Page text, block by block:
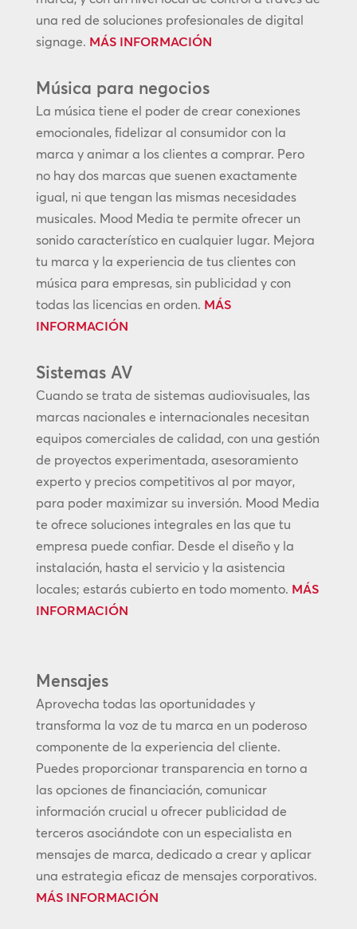
una red de soluciones profesionales de digital
signage. MÁS INFORMACIÓN
Música para negocios
La música tiene el poder de crear conexiones
emocionales, fidelizar al consumidor con la
marca y animar a los clientes a comprar. Pero
no hay dos marcas que suenen exactamente
igual, ni que tengan las mismas necesidades
musicales. Mood Media te permite ofrecer un
sonido característico en cualquier lugar. Mejora
tu marca y la experiencia de tus clientes con
música para empresas, sin publicidad y con
todas las licencias en orden. MÁS
INFORMACIÓN
Sistemas AV
Cuando se trata de sistemas audiovisuales, las
marcas nacionales e internacionales necesitan
equipos comerciales de calidad, con una gestión
de proyectos experimentada, asesoramiento
experto y precios competitivos al por mayor,
para poder maximizar su inversión. Mood Media
te ofrece soluciones integrales en las que tu
empresa puede confiar. Desde el diseño y la
instalación, hasta el servicio y la asistencia
locales; estarás cubierto en todo momento. MÁS
INFORMACIÓN
Mensajes
Aprovecha todas las oportunidades y
transforma la voz de tu marca en un poderoso
componente de la experiencia del cliente.
Puedes proporcionar transparencia en torno a
las opciones de financiación, comunicar
información crucial u ofrecer publicidad de
terceros asociándote con un especialista en
mensajes de marca, dedicado a crear y aplicar
una estrategia eficaz de mensajes corporativos.
MÁS INFORMACIÓN